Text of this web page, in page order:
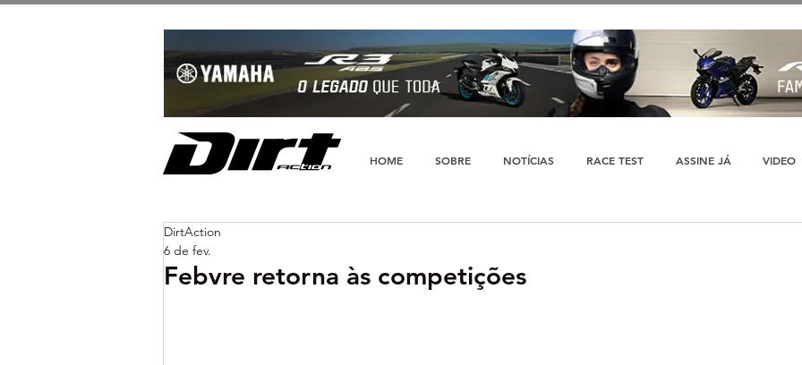
HOME SOBRE NOTÍCIAS RACE TEST ASSINE JÁ VIDEO
Febvre retorna às competições
DirtAction
6 de fev.